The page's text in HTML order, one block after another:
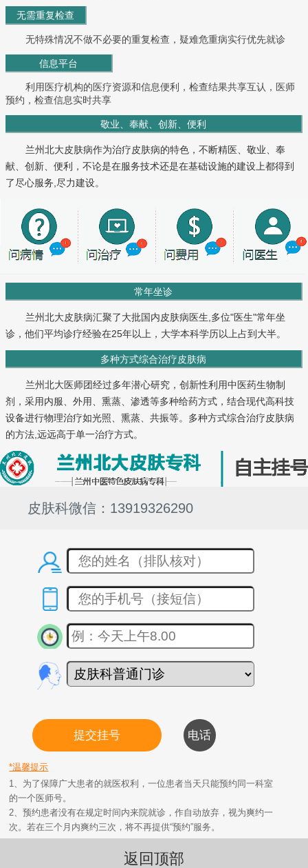
无需重复检查
无特殊情况不做不必要的重复检查，疑难危重病实行优先就诊
信息平台
利用医疗机构的医疗资源和信息便利，检查结果共享互认，医师
预约，检查信息实时共享
敬业、奉献、创新、便利
兰州北大皮肤病作为治疗皮肤病的特色，不断精医、敬业、奉
献、创新、便利，不论是在服务技术还是在基础设施的建设上都得到
了尽心服务,尽力建设。
常年坐诊
兰州北大皮肤病汇聚了大批国内皮肤病医生,多位"医生"常年坐
诊，他们平均诊疗经验在25年以上，大学本科学历以上占到大半。
多种方式综合治疗皮肤病
兰州北大医师团经过多年潜心研究，创新性利用中医药生物制
剂，采用内服、外用、熏蒸、渗透等多种给药方式，结合现代高科技
设备进行物理治疗如光照、熏蒸、共振等。多种方式综合治疗皮肤病
的方法,远远高于单一治疗方式。
皮肤科微信：13919326290
*温馨提示
1、为了保障广大患者的就医权利，一位患者当天只能预约同一科室
的一个医师号。
2、预约患者没有在规定时间内来院就诊，作自动放弃，视为爽约一
次。若在三个月内爽约三次，将不再提供“预约”服务。
返回顶部